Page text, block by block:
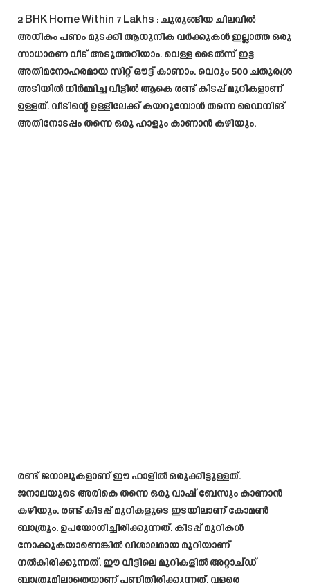
2 BHK Home Within 7 Lakhs : ചുരുങ്ങിയ ചിലവിൽ
അധികം പണം മുടക്കി ആധുനിക വർക്കുകൾ ഇല്ലാത്ത ഒരു
സാധാരണ വീട് അടുത്തറിയാം. വെള്ള ടൈൽസ് ഇട്ട
അതിമനോഹരമായ സിറ്റ് ഔട്ട്‌ കാണാം. വെറും 500 ചതുരശ്ര
അടിയിൽ നിർമ്മിച്ച വീട്ടിൽ ആകെ രണ്ട് കിടപ്പ് മുറികളാണ്
ഉള്ളത്. വീടിന്റെ ഉള്ളിലേക്ക് കയറുമ്പോൾ തന്നെ ഡൈനിങ്
അതിനോടപ്പം തന്നെ ഒരു ഹാളും കാണാൻ കഴിയും.
രണ്ട് ജനാലുകളാണ് ഈ ഹാളിൽ ഒരുക്കിട്ടുള്ളത്.
ജനാലയുടെ അരികെ തന്നെ ഒരു വാഷ് ബേസും കാണാൻ
കഴിയും. രണ്ട് കിടപ്പ് മുറികളുടെ ഇടയിലാണ് കോമൺ
ബാത്രൂം. ഉപയോഗിച്ചിരിക്കുന്നത്. കിടപ്പ് മുറികൾ
നോക്കുകയാണെങ്കിൽ വിശാലമായ മുറിയാണ്
നൽകിരിക്കുന്നത്. ഈ വീട്ടിലെ മുറികളിൽ അറ്റാച്ഡ്
ബാത്രൂമില്ലാതെയാണ് പണിതിരിക്കുന്നത്. വളരെ